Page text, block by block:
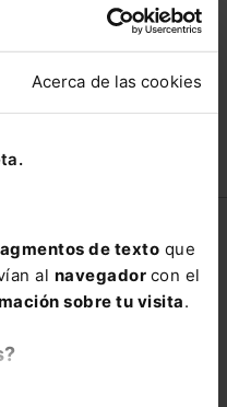
Acerca de las cookies
de texto que
al navegador con el
sobre tu visita.
autor
DE